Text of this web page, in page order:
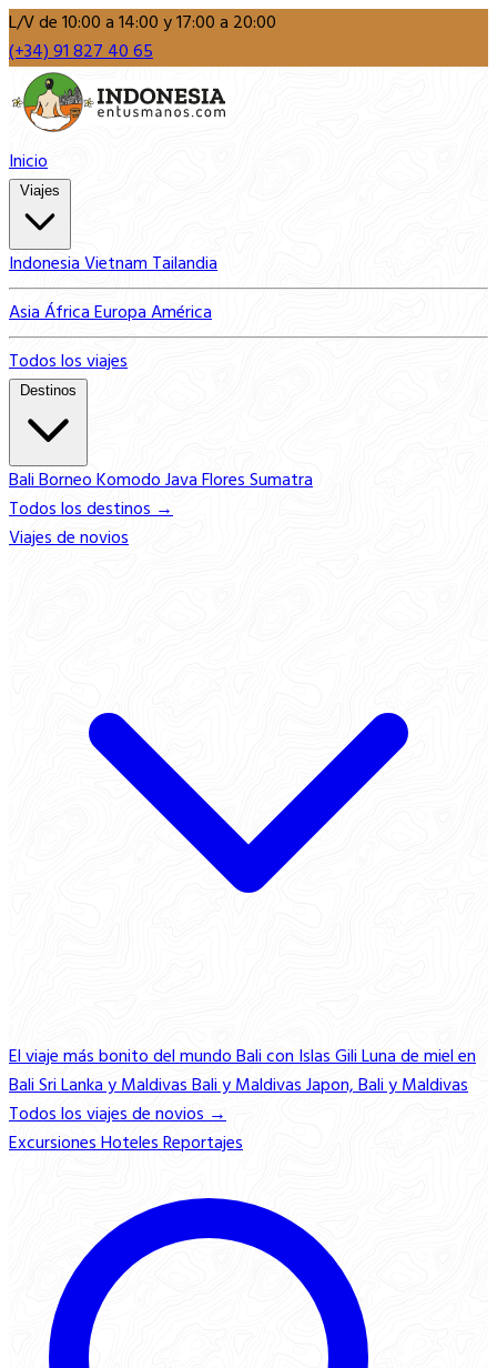
L/V de 10:00 a 14:00 y 17:00 a 20:00
(+34) 91 827 40 65
Inicio
IndonesiaVietnamTailandia
AsiaÁfricaEuropaAmérica
Todos los viajes
BaliBorneoKomodoJavaFloresSumatra
Todos los destinos →
Viajes de novios
El viaje más bonito del mundoBali con Islas GiliLuna de miel en
BaliSri Lanka y MaldivasBali y MaldivasJapon, Bali y Maldivas
Todos los viajes de novios →
ExcursionesHotelesReportajes